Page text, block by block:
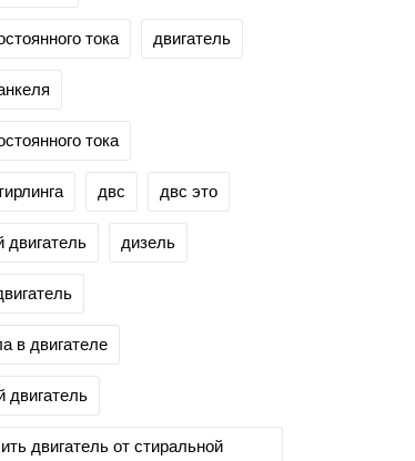
тока двигатель
тока
двс двс это
двигатель дизель
в двигателе
двигатель
двигатель от стиральной